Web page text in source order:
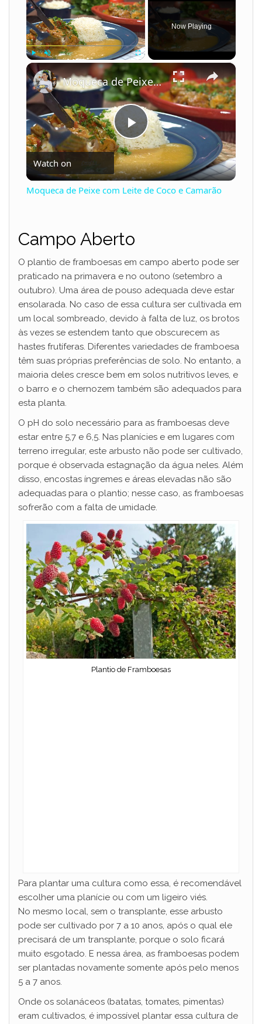
Fullscreen
Now Playing
×
P
l
y
V
i
d
e
o
Moqueca de Peixe com Leite de Coco e Camarão
Watch on
Moqueca de Peixe com Leite de Coco e Camarão
Campo Aberto
O plantio de framboesas em campo aberto pode ser
praticado na primavera e no outono (setembro a
outubro). Uma área de pouso adequada deve estar
ensolarada. No caso de essa cultura ser cultivada em
um local sombreado, devido à falta de luz, os brotos
às vezes se estendem tanto que obscurecem as
hastes frutíferas. Diferentes variedades de framboesa
têm suas próprias preferências de solo. No entanto, a
maioria deles cresce bem em solos nutritivos leves, e
o barro e o chernozem também são adequados para
esta planta.
O pH do solo necessário para as framboesas deve
estar entre 5,7 e 6,5. Nas planícies e em lugares com
terreno irregular, este arbusto não pode ser cultivado,
porque é observada estagnação da água neles. Além
disso, encostas íngremes e áreas elevadas não são
adequadas para o plantio; nesse caso, as framboesas
sofrerão com a falta de umidade.
Plantio de Framboesas
Para plantar uma cultura como essa, é recomendável
escolher uma planície ou com um ligeiro viés.
No mesmo local, sem o transplante, esse arbusto
pode ser cultivado por 7 a 10 anos, após o qual ele
precisará de um transplante, porque o solo ficará
muito esgotado. E nessa área, as framboesas podem
ser plantadas novamente somente após pelo menos
5 a 7 anos.
Onde os solanáceos (batatas, tomates, pimentas)
eram cultivados, é impossível plantar essa cultura de